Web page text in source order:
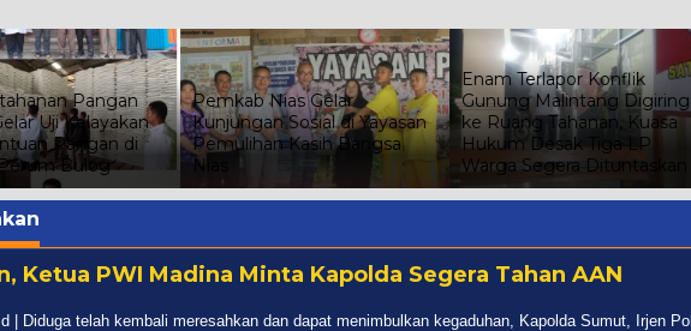
Pangan
Uji Kelayakan
Pangan di
Bulog
Pemkab Nias Gelar
Kunjungan Sosial di Yayasan
Pemulihan Kasih Bangsa
Nias
Enam Terlapor Konflik
Gunung Malintang Digiring
ke Ruang Tahanan, Kuasa
Hukum Desak Tiga LP
Warga Segera Dituntaskan
Ketua PWI Madina Minta Kapolda Segera Tahan AAN
| Diduga telah kembali meresahkan dan dapat menimbulkan kegaduhan, Kapolda Sumut, Irjen Pol